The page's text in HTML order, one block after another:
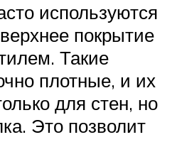
используются
покрытие
Такие
плотные, и их
для стен, но
Это позволит